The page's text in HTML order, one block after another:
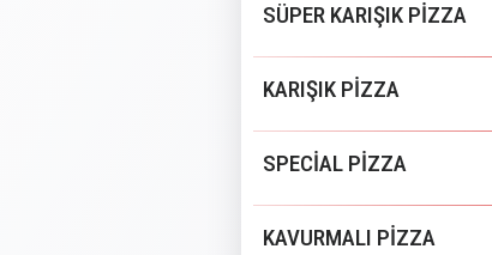
SÜPER KARIŞIK PİZZA
KARIŞIK PİZZA
SPECİAL PİZZA
KAVURMALI PİZZA